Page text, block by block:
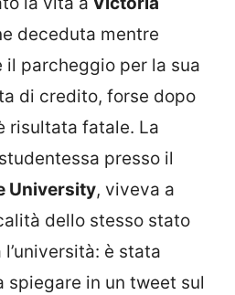
deceduta mentre
parcheggio per la sua
di credito, forse dopo
risultata fatale. La
presso il
University, viveva a
dello stesso stato
è stata
spiegare in un tweet sul